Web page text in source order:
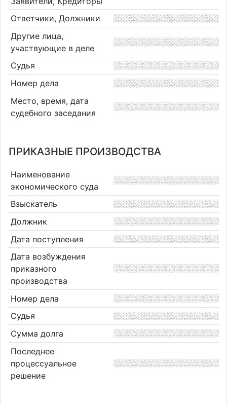
Ответчики, Должники
Другие лица,
участвующие в деле
Судья
Номер дела
Место, время, дата
судебного заседания
ПРИКАЗНЫЕ ПРОИЗВОДСТВА
Наименование
экономического суда
Взыскатель
Должник
Дата поступления
Дата возбуждения
приказного
производства
Номер дела
Судья
Сумма долга
Последнее
процессуальное
решение